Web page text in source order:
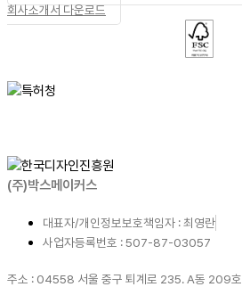
회사소개서 다운로드
(주)박스메이커스
대표자/개인정보보호책임자 : 최영란
사업자등록번호 : 507-87-03057
주소 : 04558 서울 중구 퇴계로 235. A동 209호